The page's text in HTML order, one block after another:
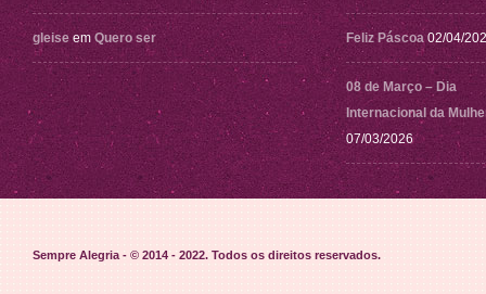
gleise em Quero ser Feliz Páscoa 02/04/
08 de Março – Dia
Internacional da
07/03/2026
Sempre Alegria - © 2014 - 2022. Todos os direitos reservados.